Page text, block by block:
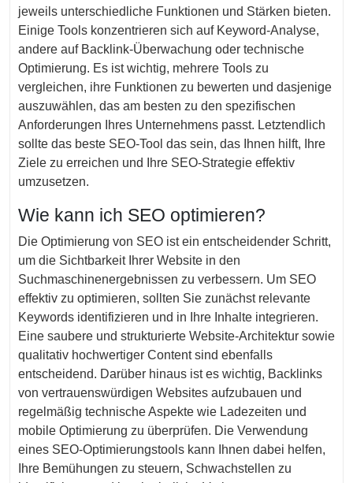
jeweils unterschiedliche Funktionen und Stärken bieten.
Einige Tools konzentrieren sich auf Keyword-Analyse,
andere auf Backlink-Überwachung oder technische
Optimierung. Es ist wichtig, mehrere Tools zu
vergleichen, ihre Funktionen zu bewerten und dasjenige
auszuwählen, das am besten zu den spezifischen
Anforderungen Ihres Unternehmens passt. Letztendlich
sollte das beste SEO-Tool das sein, das Ihnen hilft, Ihre
Ziele zu erreichen und Ihre SEO-Strategie effektiv
umzusetzen.
Wie kann ich SEO optimieren?
Die Optimierung von SEO ist ein entscheidender Schritt,
um die Sichtbarkeit Ihrer Website in den
Suchmaschinenergebnissen zu verbessern. Um SEO
effektiv zu optimieren, sollten Sie zunächst relevante
Keywords identifizieren und in Ihre Inhalte integrieren.
Eine saubere und strukturierte Website-Architektur sowie
qualitativ hochwertiger Content sind ebenfalls
entscheidend. Darüber hinaus ist es wichtig, Backlinks
von vertrauenswürdigen Websites aufzubauen und
regelmäßig technische Aspekte wie Ladezeiten und
mobile Optimierung zu überprüfen. Die Verwendung
eines SEO-Optimierungstools kann Ihnen dabei helfen,
Ihre Bemühungen zu steuern, Schwachstellen zu